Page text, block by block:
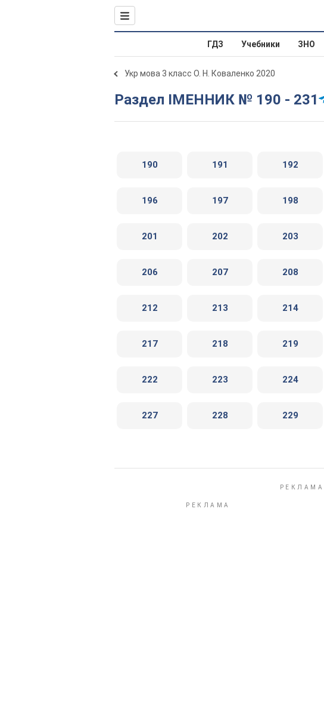
ГДЗ Учебники ЗНО
Укр мова 3 класс О. Н. Коваленко 2020
Раздел ІМЕННИК № 190 - 231
190 191 192
196 197 198
201 202 203
206 207 208
212 213 214
217 218 219
222 223 224
227 228 229